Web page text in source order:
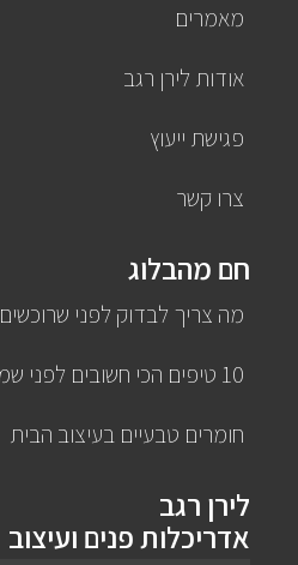
מאמרים
אודות לירן רגב
פגישת ייעוץ
צרו קשר
חם מהבלוג
מה צריך לבדוק לפני
10 טיפים הכי חשובים לפני שמשפצים את הבית
חומרים טבעיים בעיצוב הבית
לירן רגב
אדריכלות פנים ועיצוב